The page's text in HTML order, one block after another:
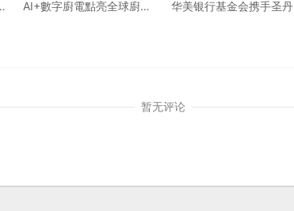
AI+數字廚電點亮全球廚房
华美银行基金会携手圣丹
暂无评论